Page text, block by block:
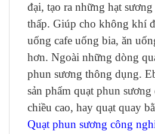
đại, tạo ra những hạt
thấp. Giúp cho không khí
uống cafe uống bia, ăn
hơn. Ngoài những dòng
phun sương thông dụng.
sản phẩm quạt phun
chiều cao, hay quạt quay
Quạt phun sương công